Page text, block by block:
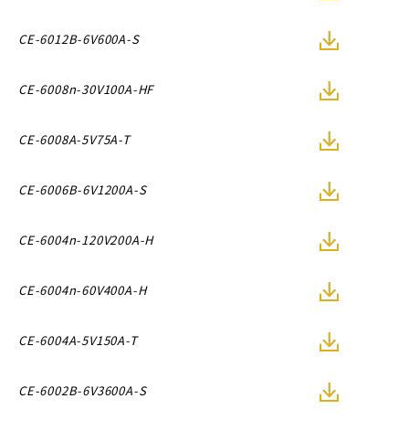
CE-6012B-6V600A-S
CE-6008n-30V100A-HF
CE-6008A-5V75A-T
CE-6006B-6V1200A-S
CE-6004n-120V200A-H
CE-6004n-60V400A-H
CE-6004A-5V150A-T
CE-6002B-6V3600A-S